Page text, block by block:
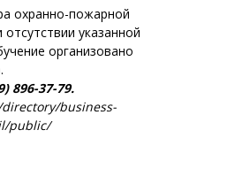
охранно-пожарной
отсутствии указанной
организовано
37-79.
business-
public/